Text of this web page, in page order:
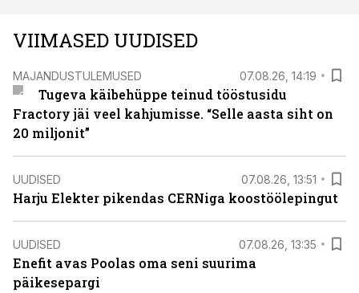
VIIMASED UUDISED
MAJANDUSTULEMUSED 07.08.26, 14:19
Tugeva käibehüppe teinud tööstusidu
Fractory jäi veel kahjumisse. “Selle aasta siht on
20 miljonit”
UUDISED 07.08.26, 13:51
Harju Elekter pikendas CERNiga koostöölepingut
UUDISED 07.08.26, 13:35
Enefit avas Poolas oma seni suurima
päikesepargi